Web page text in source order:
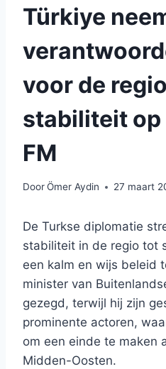
Türkiye
voor de
stabiliteit op
FM
DoorÖmer Aydin 27 maart
De Turkse diplomatie
stabiliteit in de regio tot
een kalm en wijs beleid
minister van
gezegd, terwijl hij zijn
prominente actoren,
om een ​​einde te maken
Midden-Oosten.